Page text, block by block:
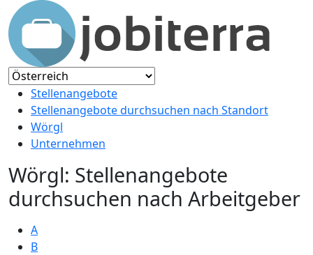
Stellenangebote
Stellenangebote durchsuchen nach Standort
Wörgl
Unternehmen
Wörgl: Stellenangebote
durchsuchen nach Arbeitgeber
A
B